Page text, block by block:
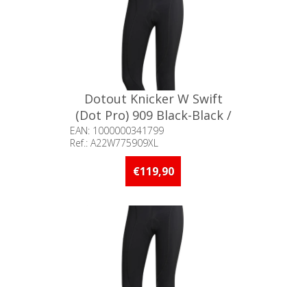
Dotout Knicker W Swift
(Dot Pro) 909 Black-Black /
XL°
EAN: 1000000341799
Ref.: A22W775909XL
Beschikbaarheid:: Minder dan 5
stuks op voorraad
€119,90